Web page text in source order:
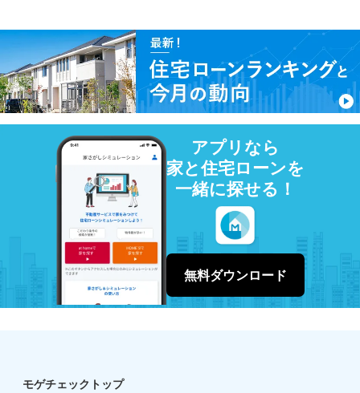
アプリなら
家と住宅ローンを
一緒に探せる！
無料ダウンロード
モゲチェックトップ